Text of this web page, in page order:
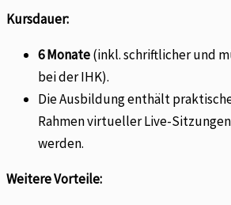
Kursdauer:
6 Monate(inkl. schriftlicher und
bei der IHK).
Die Ausbildung enthält
Rahmen virtueller Live-
werden.
Weitere Vorteile: